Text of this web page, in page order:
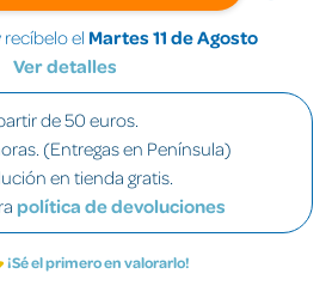
el Martes 11 de Agosto
Ver detalles
de 50 euros.
(Entregas en Península)
en tienda gratis.
política de devoluciones
¡Sé el primero en valorarlo!